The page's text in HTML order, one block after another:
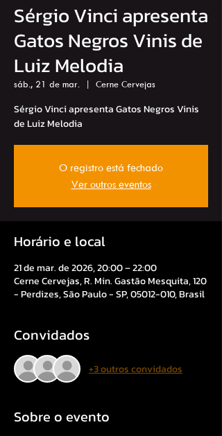
Sérgio Vinci apresenta
Gatos Negros Vinis de
Luiz Melodia
sáb., 21 de mar.
  |
Cerne Cervejas
Sérgio Vinci apresenta Gatos Negros Vinis
de Luiz Melodia
O registro está fechado
Ver outros eventos
Horário e local
21 de mar. de 2026, 20:00 – 22:00
Cerne Cervejas, R. Min. Gastão Mesquita, 120
- Perdizes, São Paulo - SP, 05012-010, Brasil
Convidados
+3 outros convidados
Sobre o evento